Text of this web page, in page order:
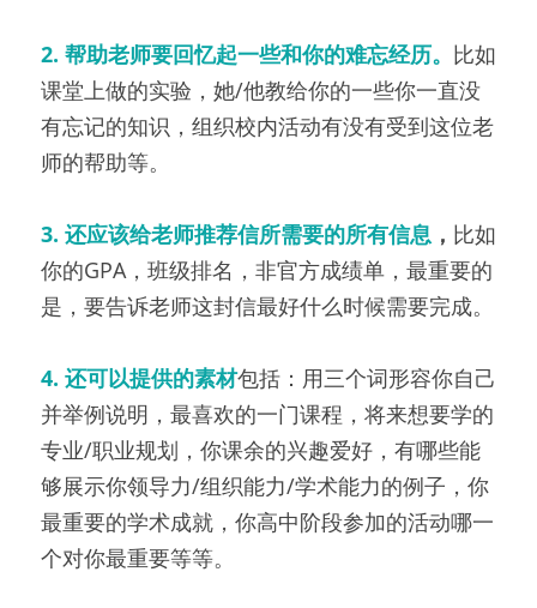
2. 帮助老师要回忆起一些和你的难忘经历。 比如
课堂上做的实验，她/他教给你的一些你一直没
有忘记的知识，组织校内活动有没有受到这位老
师的帮助等。
3. 还应该给老师推荐信所需要的所有信息 ， 比如
你的GPA，班级排名，非官方成绩单，最重要的
是，要告诉老师这封信最好什么时候需要完成。
4. 还可以提供的素材包括：用三个词形容你自己
并举例说明，最喜欢的一门课程，将来想要学的
专业/职业规划，你课余的兴趣爱好，有哪些能
够展示你领导力/组织能力/学术能力的例子，你
最重要的学术成就，你高中阶段参加的活动哪一
个对你最重要等等。